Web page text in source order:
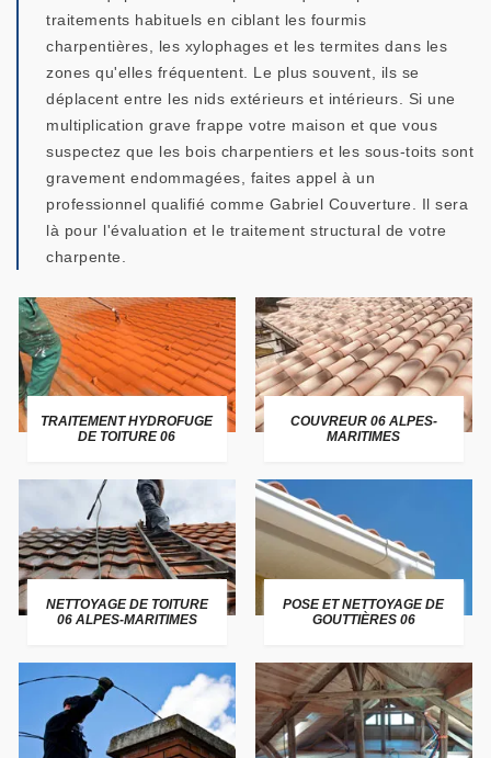
traitements habituels en ciblant les fourmis
charpentières, les xylophages et les termites dans les
zones qu'elles fréquentent. Le plus souvent, ils se
déplacent entre les nids extérieurs et intérieurs. Si une
multiplication grave frappe votre maison et que vous
suspectez que les bois charpentiers et les sous-toits sont
gravement endommagées, faites appel à un
professionnel qualifié comme Gabriel Couverture. Il sera
là pour l'évaluation et le traitement structural de votre
charpente.
TRAITEMENT HYDROFUGE
DE TOITURE 06
COUVREUR 06 ALPES-
MARITIMES
NETTOYAGE DE TOITURE
06 ALPES-MARITIMES
POSE ET NETTOYAGE DE
GOUTTIÈRES 06